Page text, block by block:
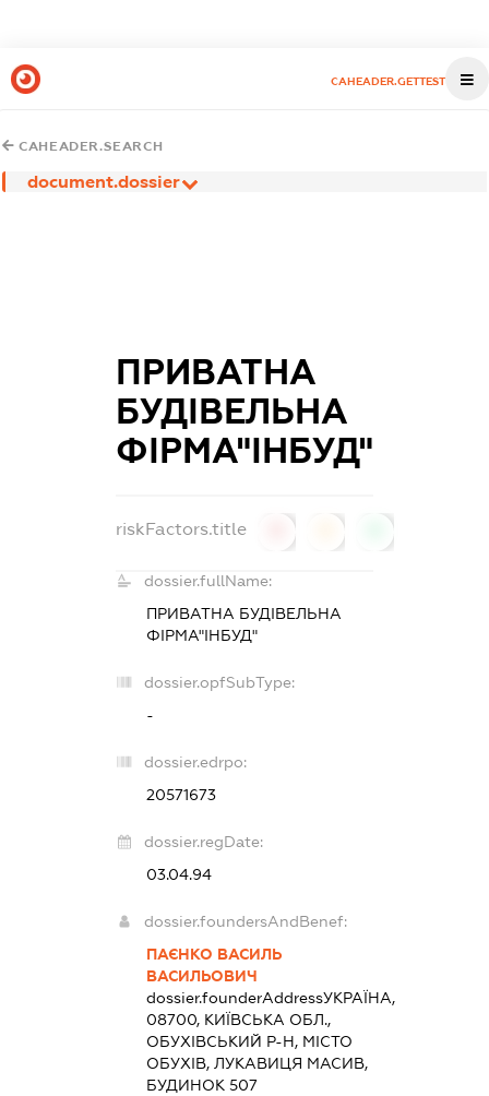
CAHEADER.GETTEST
CAHEADER.SEARCH
document.dossier
ПРИВАТНА
БУДІВЕЛЬНА
ФІРМА"ІНБУД"
riskFactors.title
dossier.fullName:
ПРИВАТНА БУДІВЕЛЬНА
ФІРМА"ІНБУД"
dossier.opfSubType:
-
dossier.edrpo:
20571673
dossier.regDate:
03.04.94
dossier.foundersAndBenef:
ПАЄНКО ВАСИЛЬ
ВАСИЛЬОВИЧ
dossier.founderAddressУКРАЇНА,
08700, КИЇВСЬКА ОБЛ.,
ОБУХІВСЬКИЙ Р-Н, МІСТО
ОБУХІВ, ЛУКАВИЦЯ МАСИВ,
БУДИНОК 507